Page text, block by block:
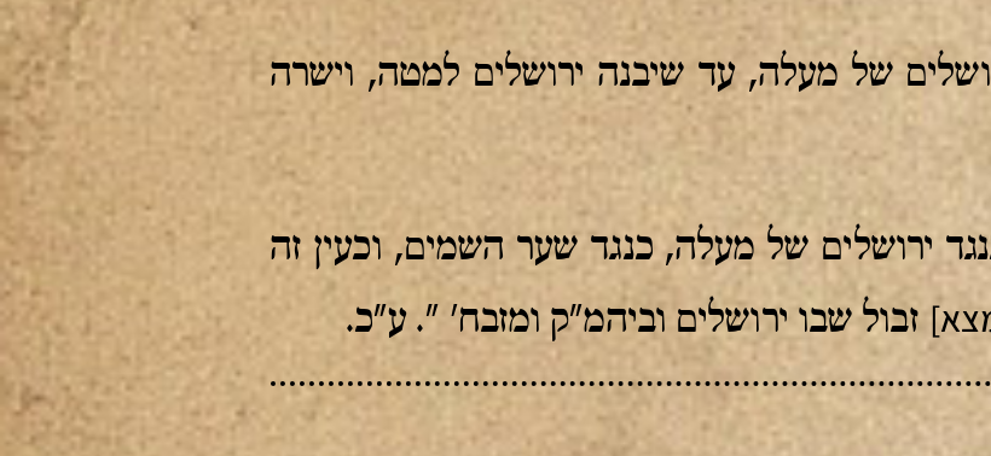
של מעלה, עד שיבנה ירושלים למטה, וישרה
ירושלים של מעלה, כנגד שער השמים, וכעין זה
זבול שבו ירושלים וביהמ"ק ומזבח' ". ע"כ.